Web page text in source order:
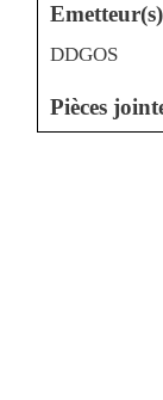
DDGOS
Pièces